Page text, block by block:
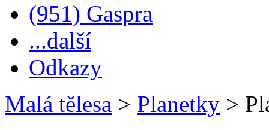
(951) Gaspra
...další
Odkazy
Malá tělesa > Planetky >